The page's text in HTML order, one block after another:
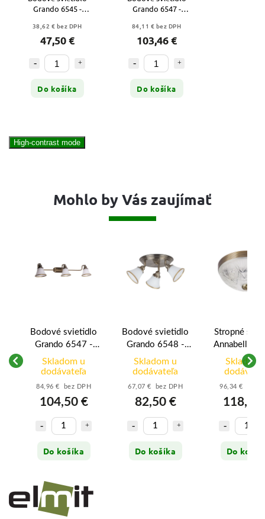
Grando 6545 -
38,62 € bez DPH
47,50 €
Do košíka
Grando 6547 -
84,11 € bez DPH
103,46 €
Do košíka
High-contrast mode
Mohlo by Vás zaujímať
Bodové svietidlo
Grando 6547 -
bronzová - biela
Skladom u
dodávateľa
84,96 € bez DPH
104,50 €
Do košíka
Bodové svietidlo
Grando 6548 -
bronzová - biela
Skladom u
dodávateľa
67,07 € bez DPH
82,50 €
Do košíka
Stropné
Annabella
bronzová -
Skladom
96,34 € bez
118,50
Do